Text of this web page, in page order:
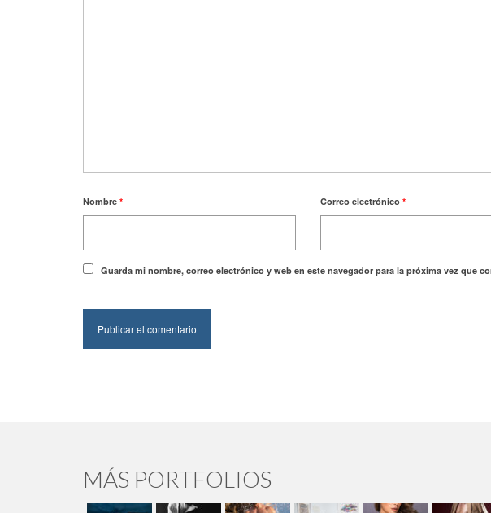
Nombre * Correo electrónico*
Guarda mi nombre, correo electrónico y web en este navegador para la próxima vez que
MÁS PORTFOLIOS